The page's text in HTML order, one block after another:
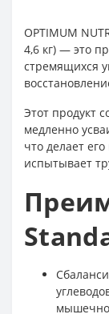
OPTIMUM
4,6 кг) — это
стремящихся
Этот продукт
медленно
что делает
испытывает